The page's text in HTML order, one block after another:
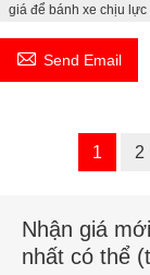
giá để bánh xe chịu lực
 Send Email
1 2
Nhận giá
nhất có thể